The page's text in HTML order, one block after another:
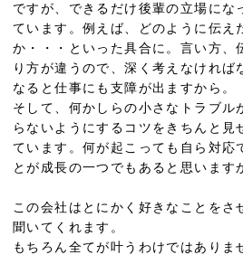
ですが、できるだけ後輩の立場に
ています。例えば、どのように伝え
か・・・といった具合に。言い方、
り方が違うので、深く考えなけれ
なると仕事にも支障が出ますから。
そして、何かしらの小さなトラブ
らないようにするコツをきちんと
ています。何が起こっても自ら対応
とが成長の一つでもあると思います
この会社はとにかく好きなことを
聞いてくれます。
もちろん全てが叶うわけではあり